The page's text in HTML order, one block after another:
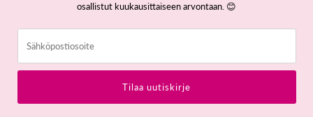
osallistut kuukausittaiseen arvontaan. 😊
Tilaa uutiskirje